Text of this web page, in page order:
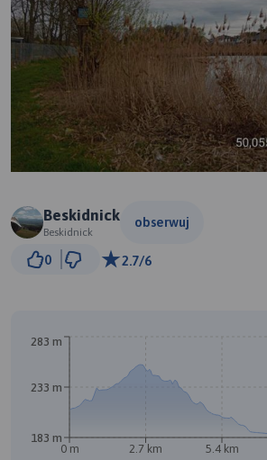
Beskidnick
Beskidnick
obserwuj
0 2.7/6
0 m 2.7 km 5.4 km
183 m
233 m
283 m